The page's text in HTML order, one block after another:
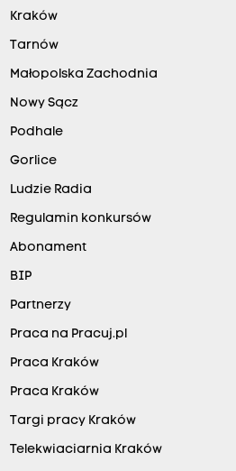
Kraków
Tarnów
Małopolska Zachodnia
Nowy Sącz
Podhale
Gorlice
Ludzie Radia
Regulamin konkursów
Abonament
BIP
Partnerzy
Praca na Pracuj.pl
Praca Kraków
Praca Kraków
Targi pracy Kraków
Telekwiaciarnia Kraków